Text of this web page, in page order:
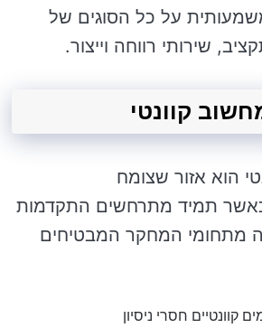
על כל הסוגים של
שירותי רווחה וייצור.
קוונטי
הוא אזור שצומח
כאשר תמיד מתרחשים התקדמות
מתחומי המחקר המבטיחים
קוונטיים חסרי ניסיון